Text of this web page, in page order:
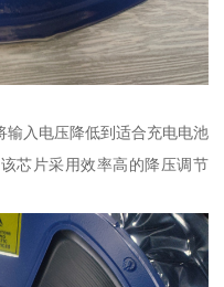
输入电压降低到适合充电电池
芯片采用效率高的降压调节